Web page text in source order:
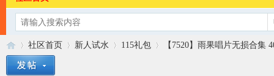
社区首页 新人试水 115礼包 【7520】雨果唱片无损合集